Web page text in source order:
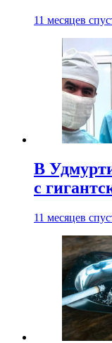
11 месяцев
В
с
11 месяцев